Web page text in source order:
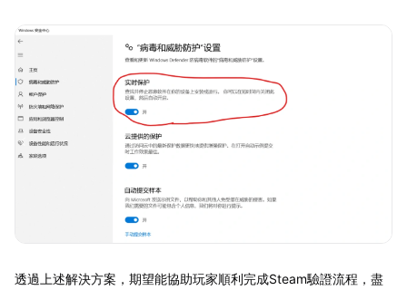
透過上述解決方案，期望能協助玩家順利完成Steam驗證流程，盡